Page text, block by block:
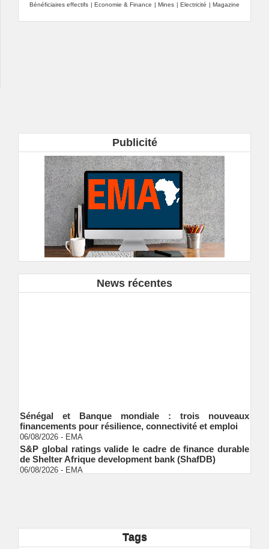
Bénéficiaires effectifs | Economie & Finance | Mines | Electricité | Magazine
Publicité
News récentes
Sénégal et Banque mondiale : trois nouveaux
financements pour résilience, connectivité et emploi
06/08/2026 EMA
S&P global ratings valide le cadre de finance durable
de Shelter Afrique development bank (ShafDB)
06/08/2026 EMA
transparence locale, impact national
Ndakhté M. GAYE
Tags